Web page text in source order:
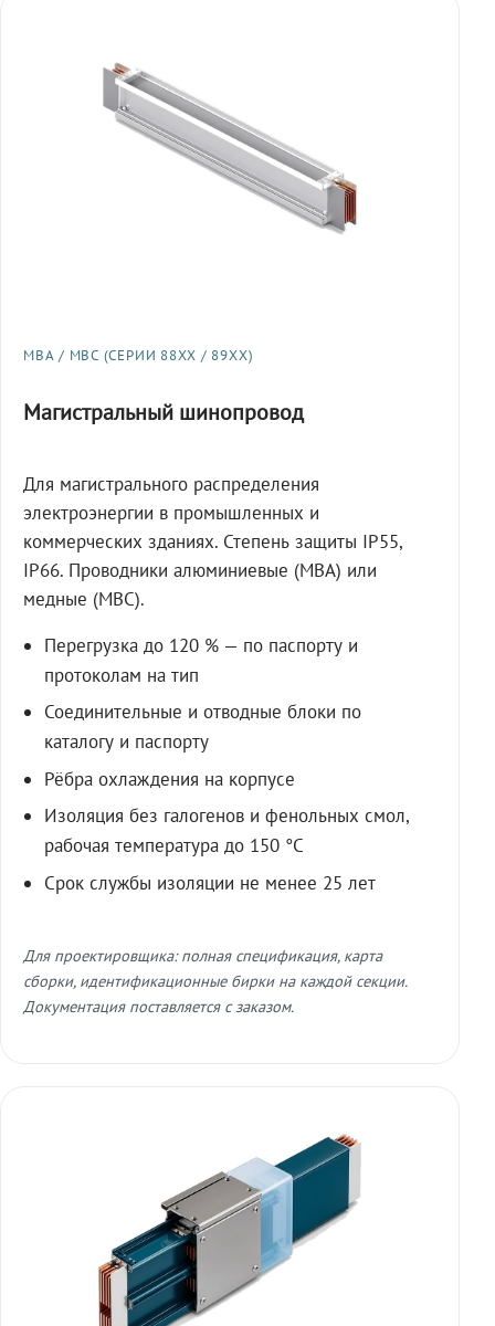
МВА / МВС (СЕРИИ 88XX / 89XX)
Магистральный шинопровод
Для магистрального распределения
электроэнергии в промышленных и
коммерческих зданиях. Степень защиты IP55,
IP66. Проводники алюминиевые (МВА) или
медные (МВС).
Перегрузка до 120 % — по паспорту и
протоколам на тип
Соединительные и отводные блоки по
каталогу и паспорту
Рёбра охлаждения на корпусе
Изоляция без галогенов и фенольных смол,
рабочая температура до 150 °C
Срок службы изоляции не менее 25 лет
Для проектировщика: полная спецификация, карта
сборки, идентификационные бирки на каждой секции.
Документация поставляется с заказом.